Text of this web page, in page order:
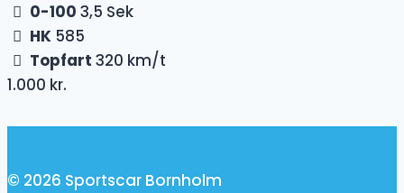
0-100 3,5 Sek
HK 585
Topfart 320 km/t
1.000 kr.
© 2026 Sportscar Bornholm